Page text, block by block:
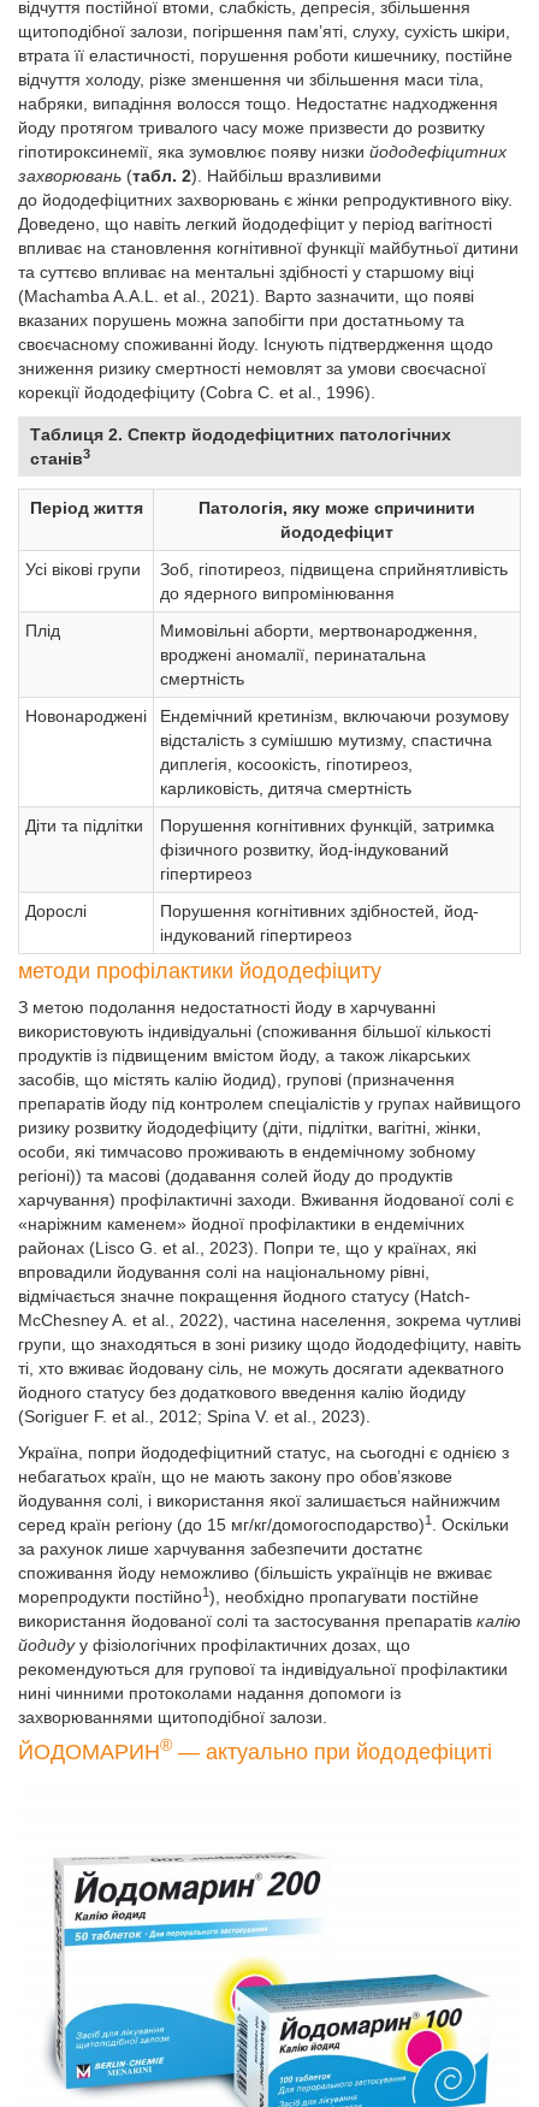
відчуття постійної втоми, слабкість, депресія, збільшення
щитоподібної залози, погіршення пам’яті, слуху, сухість шкіри,
втрата її еластичності, порушення роботи кишечнику, постійне
відчуття холоду, різке зменшення чи збільшення маси тіла,
набряки, випадіння волосся тощо. Недостатнє надходження
йоду протягом тривалого часу може призвести до розвитку
гіпотироксинемії, яка зумовлює появу низки йододефіцитних
захворювань (табл. 2) . Найбільш вразливими
до йододефіцитних захворювань є жінки репродуктивного віку.
Доведено, що навіть легкий йододефіцит у період вагітності
впливає на становлення когнітивної функції майбутньої дитини
та суттєво впливає на ментальні здібності у старшому віці
(Machamba A.A.L. et al., 2021). Варто зазначити, що появі
вказаних порушень можна запобігти при достатньому та
своєчасному споживанні йоду. Існують підтвердження щодо
зниження ризику смертності немовлят за умови своєчасної
корекції йододефіциту (Cobra C. et al., 1996).
Таблиця 2. Спектр йододефіцитних патологічних
станів3
Період життя
Патологія, яку може спричинити
йододефіцит
Усі вікові групи
Зоб, гіпотиреоз, підвищена сприйнятливість
до ядерного випромінювання
Плід
Мимовільні аборти, мертвонародження,
вроджені аномалії, перинатальна
смертність
Новонароджені
Ендемічний кретинізм, включаючи розумову
відсталість з сумішшю мутизму, спастична
диплегія, косоокість, гіпотиреоз,
карликовість, дитяча смертність
Діти та підлітки
Порушення когнітивних функцій, затримка
фізичного розвитку, йод-індукований
гіпертиреоз
Дорослі
Порушення когнітивних здібностей, йод-
індукований гіпертиреоз
методи профілактики йододефіциту
З метою подолання недостатності йоду в харчуванні
використовують індивідуальні (споживання більшої кількості
продуктів із підвищеним вмістом йоду, а також лікарських
засобів, що містять калію йодид), групові (призначення
препаратів йоду під контролем спеціалістів у групах найвищого
ризику розвитку йододефіциту (діти, підлітки, вагітні, жінки,
особи, які тимчасово проживають в ендемічному зобному
регіоні)) та масові (додавання солей йоду до продуктів
харчування) профілактичні заходи. Вживання йодованої солі є
«наріжним каменем» йодної профілактики в ендемічних
районах (Lisco G. et al., 2023). Попри те, що у країнах, які
впровадили йодування солі на національному рівні,
відмічається значне покращення йодного статусу (Hatch-
McChesney A. et al., 2022), частина населення, зокрема чутливі
групи, що знаходяться в зоні ризику щодо йододефіциту, навіть
ті, хто вживає йодовану сіль, не можуть досягати адекватного
йодного статусу без додаткового введення калію йодиду
(Soriguer F. et al., 2012; Spina V. et al., 2023).
Україна, попри йододефіцитний статус, на сьогодні є однією з
небагатьох країн, що не мають закону про обов’язкове
йодування солі, і використання якої залишається найнижчим
серед країн регіону (до 15 мг/кг/домогосподарство)1
. Оскільки
за рахунок лише харчування забезпечити достатнє
споживання йоду неможливо (більшість українців не вживає
морепродукти постійно1), необхідно пропагувати постійне
використання йодованої солі та застосування препаратів калію
йодидуу фізіологічних профілактичних дозах, що
рекомендуються для групової та індивідуальної профілактики
нині чинними протоколами надання допомоги із
захворюваннями щитоподібної залози.
ЙОДОМАРИН® — актуально при йододефіциті